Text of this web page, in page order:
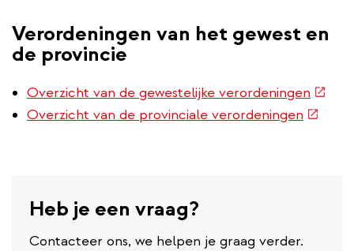
Verordeningen van het gewest en
de provincie
Overzicht van de gewestelijke verordeningen
link)
Overzicht van de provinciale verordeningen
Heb je een vraag?
Contacteer ons, we helpen je graag verder.